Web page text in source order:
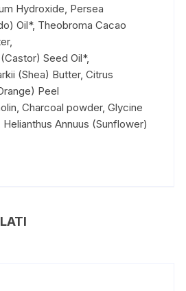
Hydroxide, Persea
Oil*, Theobroma Cacao
Seed Oil*,
(Shea) Butter, Citrus
Peel
Charcoal powder, Glycine
Annuus (Sunflower)